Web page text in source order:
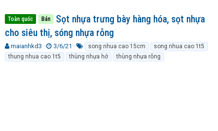
Toàn quốc Bán
Sọt nhựa trưng bày hàng hóa, sọt nhựa
cho siêu thị, sóng nhựa rỗng
T
h
r
maianhkd3
N
g
à
3/6/21
ừ
k
song nhua cao 15cm
song nhua cao 1t5
thung nhua cao 1t5
thùng nhựa hở thùng nhựa rỗng